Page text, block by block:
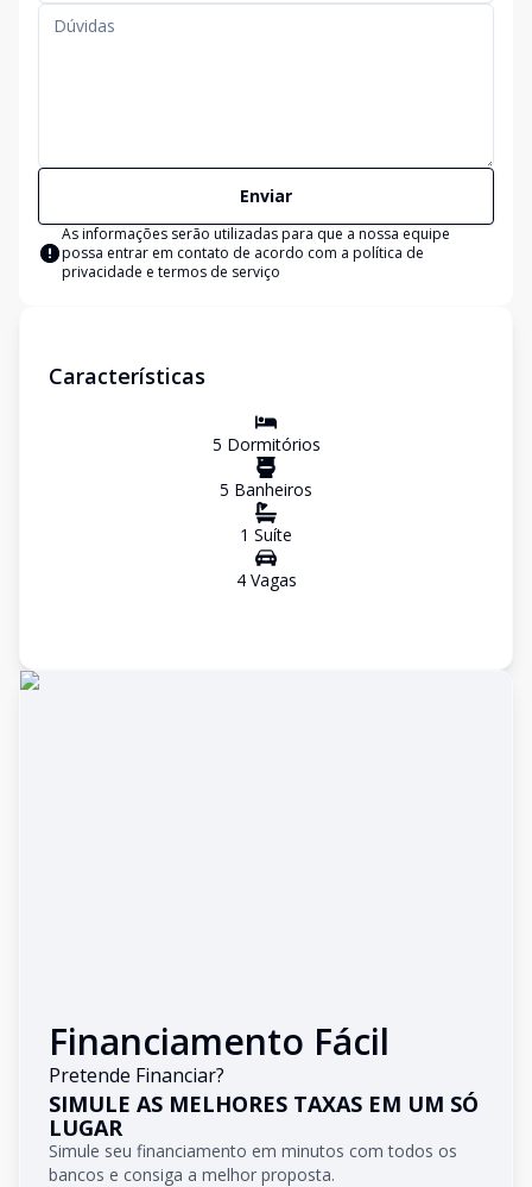
Enviar
As informações serão utilizadas para que a nossa equipe
possa entrar em contato de acordo com a política de
privacidade e termos de serviço
Características
5 Dormitórios
5 Banheiros
1 Suíte
4Vagas
Financiamento Fácil
Pretende Financiar?
SIMULE AS MELHORES TAXAS EM UM SÓ
LUGAR
Simule seu financiamento em minutos com todos os
bancos e consiga a melhor proposta.